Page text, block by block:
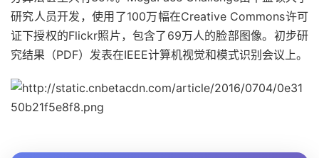
研究人员开发，使用了100万幅在Creative Commons许可
证下授权的Flickr照片，包含了69万人的脸部图像。初步研
究结果（PDF）发表在IEEE计算机视觉和模式识别会议上。